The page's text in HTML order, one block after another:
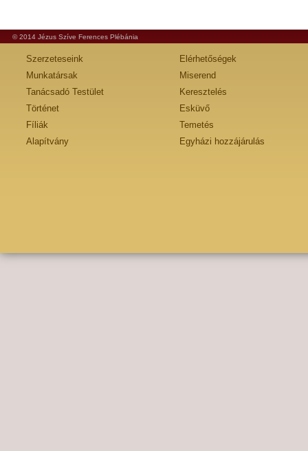
© 2014 Jézus Szíve Ferences Plébánia
Szerzeteseink
Munkatársak
Tanácsadó Testület
Történet
Fíliák
Alapítvány
Elérhetőségek
Miserend
Keresztelés
Esküvő
Temetés
Egyházi hozzájárulás